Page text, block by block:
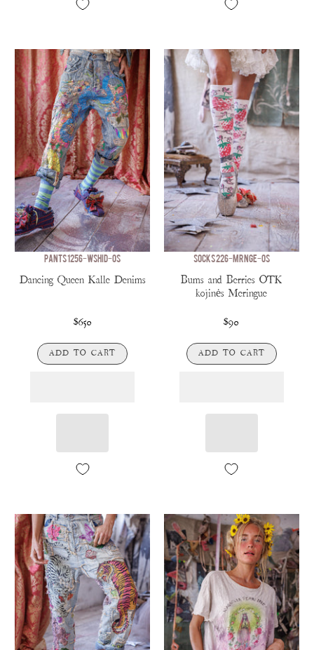
PANTS 1256-WSHID-OS
Dancing Queen Kalle Denims
$650
ADD TO CART
SOCKS 226-MRNGE-OS
Bums and Berries OTK
kojinės Meringue
$90
ADD TO CART